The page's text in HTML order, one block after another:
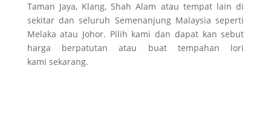
Taman Jaya, Klang, Shah Alam atau tempat lain di
sekitar dan seluruh Semenanjung Malaysia seperti
Melaka atau Johor. Pilih kami dan dapat kan sebut
harga berpatutan atau buat tempahan lori
kami sekarang.